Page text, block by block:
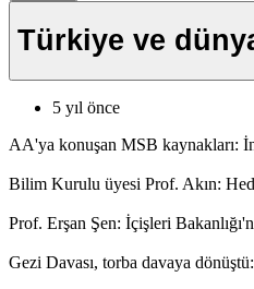
Türkiye ve
5 yıl önce
AA'ya konuşan MSB kaynakları:
Bilim Kurulu üyesi Prof. Akın:
Prof. Erşan Şen: İçişleri
Gezi Davası, torba davaya